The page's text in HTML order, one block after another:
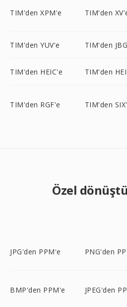
TIM'den XPM'e TIM'den
TIM'den YUV'e TIM'den
TIM'den HEIC'e TIM'den
TIM'den RGF'e TIM'den
Özel
JPG'den PPM'e PNG'den
BMP'den PPM'e JPEG'den